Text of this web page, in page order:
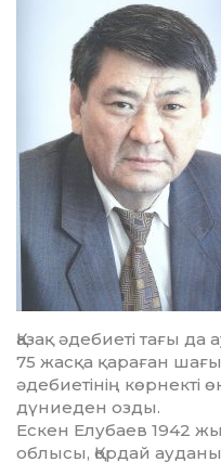
Қазақ әдебиеті тағы
75 жасқа қара­ған
әдебиетінің көрнекті
дүниеден озды.
Ескен Елубаев 1942
облысы, Қордай